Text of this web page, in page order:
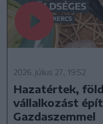
2026. július 27., 19:52
Hazatértek,
vállalkozást
Gazdaszemmel